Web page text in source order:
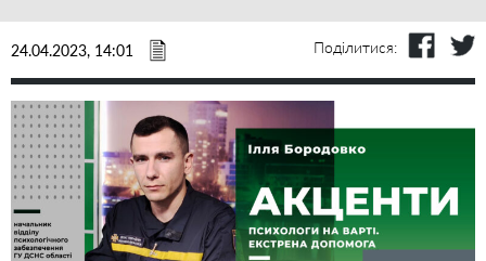
24.04.2023, 14:01 Поділитися: